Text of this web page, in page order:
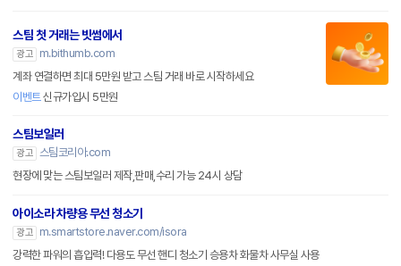
스팀 첫 거래는 빗썸에서
광고
m.bithumb.com
계좌 연결하면 최대 5만원 받고 스팀 거래 바로 시작하세요
이벤트신규가입시 5만원
스팀보일러
광고 스팀코리아.com
현장에 맞는 스팀보일러 제작,판매,수리 가능 24시 상담
아이소라 차량용 무선 청소기
광고
m.smartstore.naver.com/isora
강력한 파워의 흡입력! 다용도 무선 핸디 청소기 승용차 화물차 사무실 사용